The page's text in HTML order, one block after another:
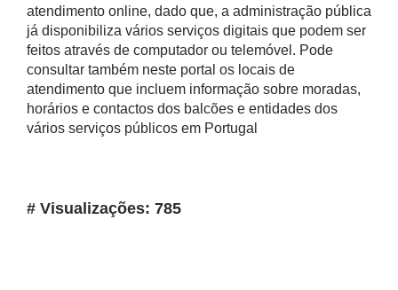
atendimento online, dado que, a administração pública
já disponibiliza vários serviços digitais que podem ser
feitos através de computador ou telemóvel. Pode
consultar também neste portal os locais de
atendimento que incluem informação sobre moradas,
horários e contactos dos balcões e entidades dos
vários serviços públicos em Portugal
# Visualizações: 785